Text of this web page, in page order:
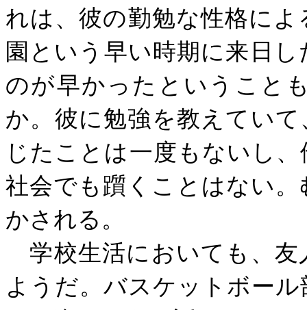
れは、彼の勤勉な性格に
園という早い時期に来日
のが早かったということ
か。彼に勉強を教えてい
じたことは一度もないし
社会でも躓くことはない
かされる。
学校生活においても、友
ようだ。バスケットボー